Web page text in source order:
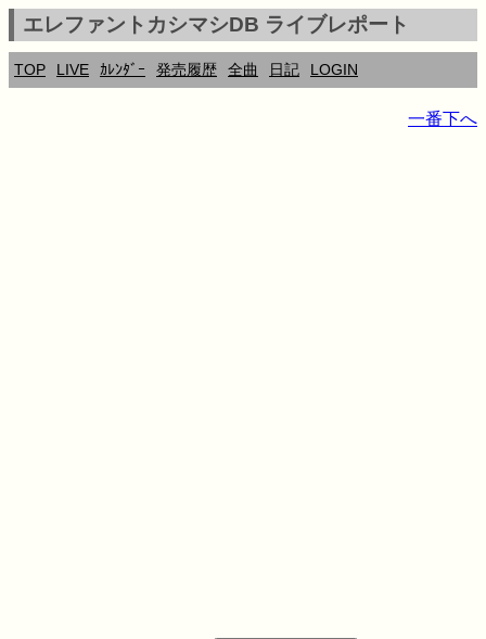
エレファントカシマシDB ライブレポート
TOP LIVE ｶﾚﾝﾀﾞｰ 発売履歴 全曲 日記 LOGIN
一番下へ